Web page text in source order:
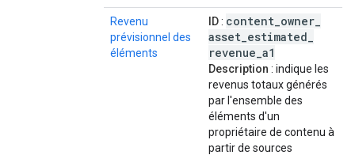
Revenu
prévisionnel des
éléments
ID: content owner
asset estimated
revenue a1
Description : indique les
revenus totaux générés
par l'ensemble des
éléments d'un
propriétaire de contenu à
partir de sources